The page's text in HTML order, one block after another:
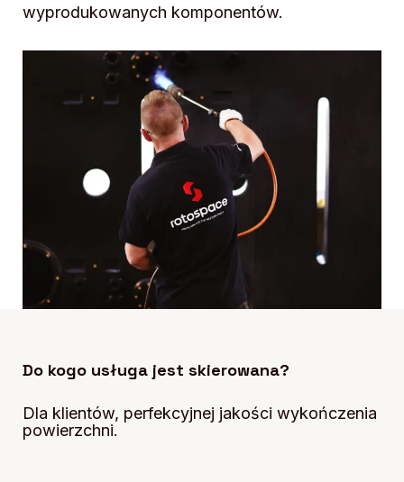
wyprodukowanych komponentów.
Do kogo usługa jest skierowana?
Dla klientów, perfekcyjnej jakości wykończenia
powierzchni.